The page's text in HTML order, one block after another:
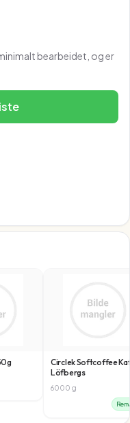
bearbeidet, og er
Circlek Softcoffee
Löfbergs
6000 g